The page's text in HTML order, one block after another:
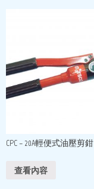
CPC – 20A輕便式油壓剪鉗
查看內容